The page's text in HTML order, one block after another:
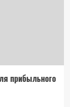
прибыльного